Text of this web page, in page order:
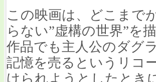
この映画は、どこまで
らない”虚構の世界”を
作品でも主人公のダグ
記憶を売るというリコ
けられようとしたとき